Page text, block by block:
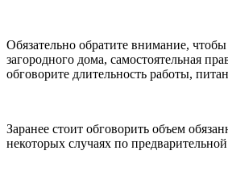
Обязательно обратите внимание,
загородного дома, самостоятельная
обговорите длительность работы,
Заранее стоит обговорить объем
некоторых случаях по